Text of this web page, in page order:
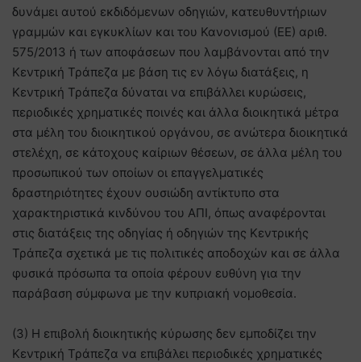
δυνάμει αυτού εκδιδόμενων οδηγιών, κατευθυντήριων
γραμμών και εγκυκλίων και του Κανονισμού (ΕΕ) αριθ.
575/2013 ή των αποφάσεων που λαμβάνονται από την
Κεντρική Τράπεζα με βάση τις εν λόγω διατάξεις, η
Κεντρική Τράπεζα δύναται να επιβάλλει κυρώσεις,
περιοδικές χρηματικές ποινές και άλλα διοικητικά μέτρα
στα μέλη του διοικητικού οργάνου, σε ανώτερα διοικητικά
στελέχη, σε κάτοχους καίριων θέσεων, σε άλλα μέλη του
προσωπικού των οποίων οι επαγγελματικές
δραστηριότητες έχουν ουσιώδη αντίκτυπο στα
χαρακτηριστικά κινδύνου του ΑΠΙ, όπως αναφέρονται
στις διατάξεις της οδηγίας ή οδηγιών της Κεντρικής
Τράπεζα σχετικά με τις πολιτικές αποδοχών και σε άλλα
φυσικά πρόσωπα τα οποία φέρουν ευθύνη για την
παράβαση σύμφωνα με την κυπριακή νομοθεσία.
(3) Η επιβολή διοικητικής κύρωσης δεν εμποδίζει την
Κεντρική Τράπεζα να επιβάλει περιοδικές χρηματικές